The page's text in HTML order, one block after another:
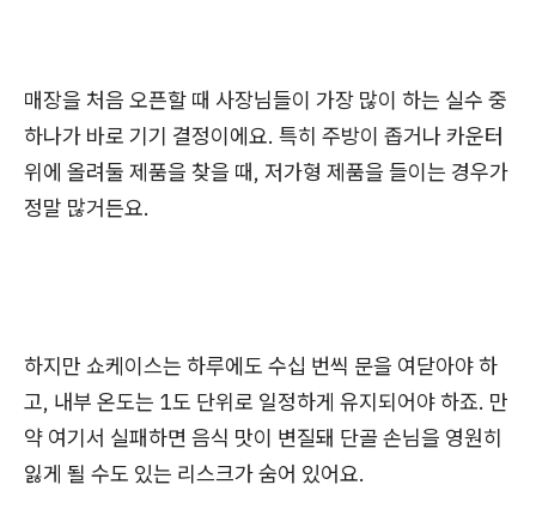
매장을 처음 오픈할 때 사장님들이 가장 많이 하는 실수 중
하나가 바로 기기 결정이에요. 특히 주방이 좁거나 카운터
위에 올려둘 제품을 찾을 때, 저가형 제품을 들이는 경우가
정말 많거든요.
하지만 쇼케이스는 하루에도 수십 번씩 문을 여닫아야 하
고, 내부 온도는 1도 단위로 일정하게 유지되어야 하죠. 만
약 여기서 실패하면 음식 맛이 변질돼 단골 손님을 영원히
잃게 될 수도 있는 리스크가 숨어 있어요.